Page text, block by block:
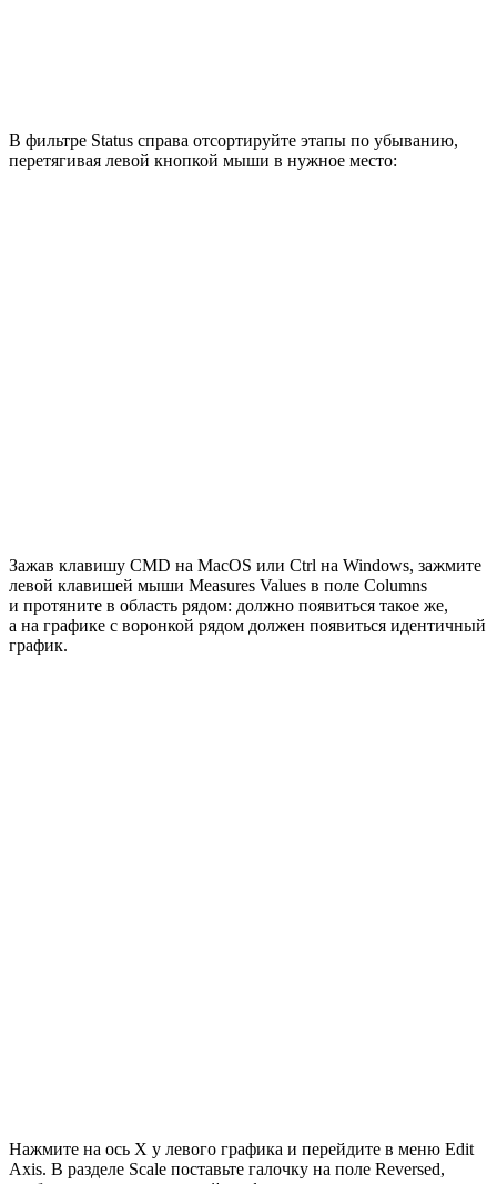
В фильтре Status справа отсортируйте этапы по убыванию,
перетягивая левой кнопкой мыши в нужное место:
Зажав клавишу CMD на MacOS или Ctrl на Windows, зажмите
левой клавишей мыши Measures Values в поле Columns
и протяните в область рядом: должно появиться такое же,
а на графике с воронкой рядом должен появиться идентичный
график.
Нажмите на ось X у левого графика и перейдите в меню Edit
Axis. В разделе Scale поставьте галочку на поле Reversed,